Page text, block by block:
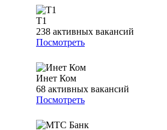
Т1
238 активных вакансий
Посмотреть
Инет Ком
68 активных вакансий
Посмотреть